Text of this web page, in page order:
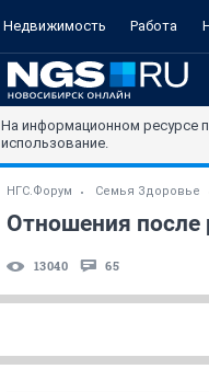
Недвижимость Работа
На информационном ресурсе
использование.
НГС.Форум Семья Здоровье
Отношения после
13040 65